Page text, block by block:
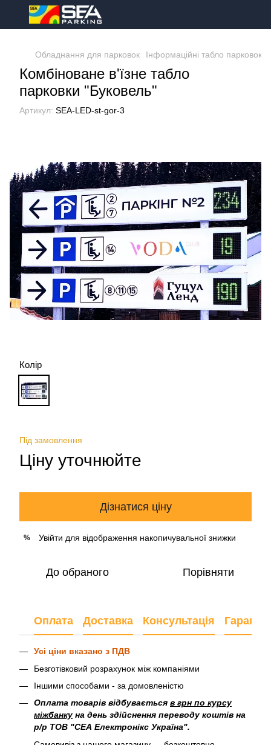
Обладнання для парковок Інформаційні табло парковок
Комбіноване в'їзне табло
парковки "Буковель"
Артикул: SEA-LED-st-gor-3
Колір
Під замовлення
Ціну уточнюйте
Дізнатися ціну
% Увійти для відображення накопичувальної знижки
До обраного Порівняти
Оплата Доставка Консультація Гарантія
Усі ціни вказано з ПДВ
Безготівковий розрахунок між компаніями
Іншими способами - за домовленістю
Оплата товарів відбувається в грн по курсу
міжбанкуна день здійснення переводу коштів на
р/р ТОВ "СЕА Електронікс Україна".